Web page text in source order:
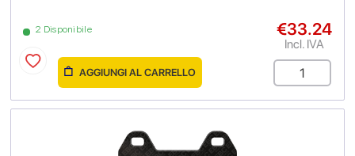
2 Disponibile €33.24
Incl. IVA
AGGIUNGI AL CARRELLO